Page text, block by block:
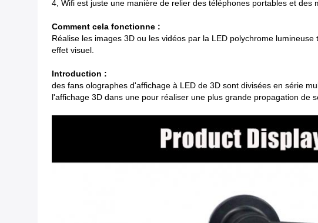
4, Wifi est juste une manière de relier des téléphones portables et
Comment cela fonctionne :
Réalise les images 3D ou les vidéos par la LED polychrome
effet visuel.
Introduction :
des fans olographes d'affichage à LED de 3D sont divisées en série
l'affichage 3D dans une pour réaliser une plus grande propagation de